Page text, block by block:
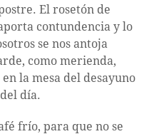
El rosetón de
contundencia y lo
se nos antoja
como merienda,
la mesa del desayuno
día.
frío, para que no se